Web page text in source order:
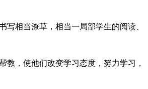
相当潦草，相当一局部学生的阅读、
，使他们改变学习态度，努力学习，